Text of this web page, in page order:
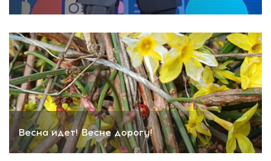
Весна идет! Весне дорогу!